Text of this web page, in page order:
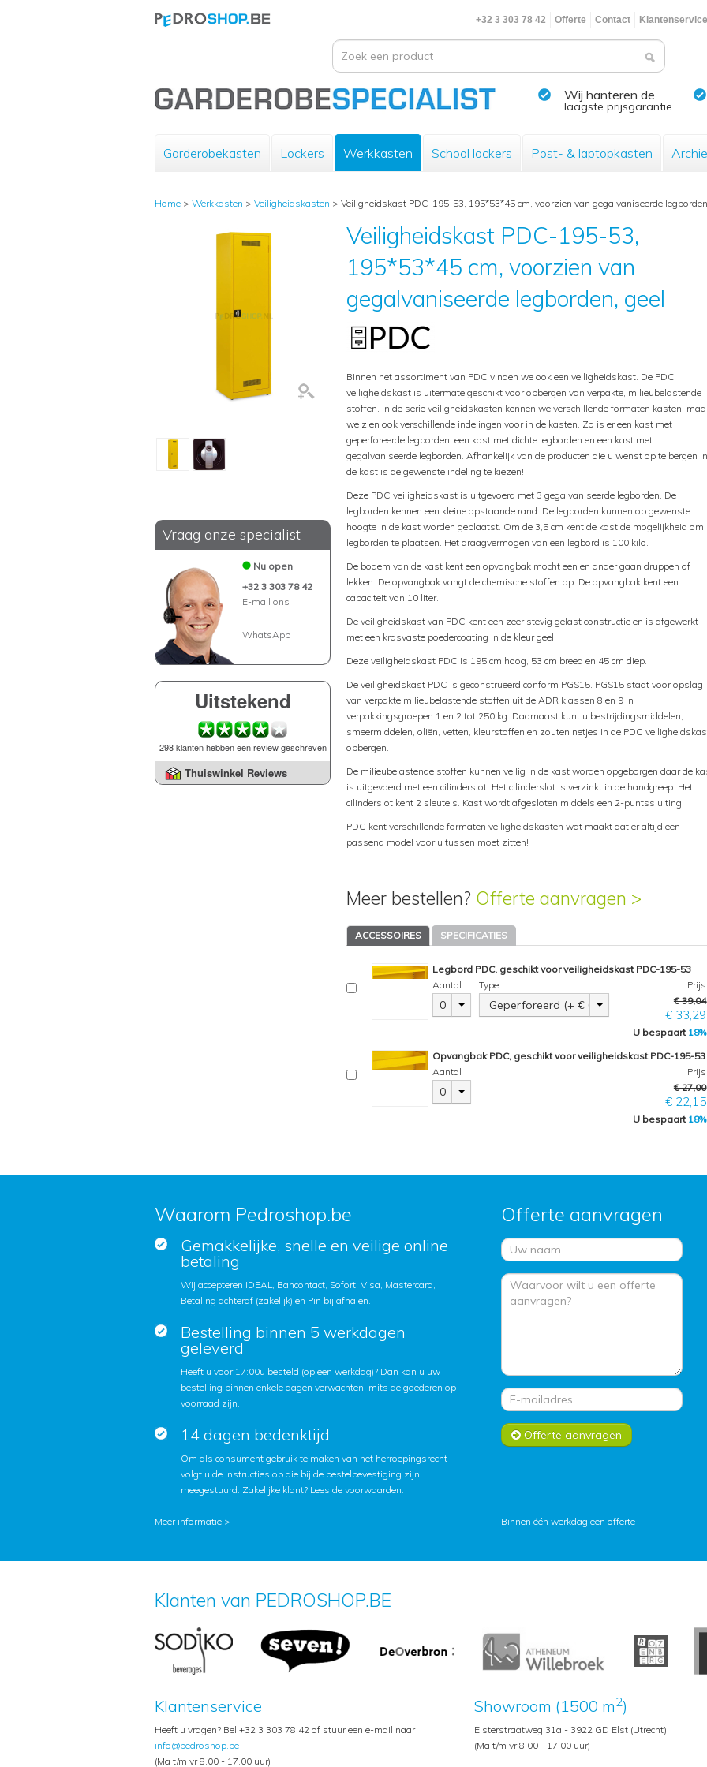
+32 3 303 78 42 Offerte Contact Klantenservice
Wij hanteren de
laagste prijsgarantie
Garderobekasten Lockers Werkkasten School lockers Post- & laptopkasten
Home > Werkkasten > Veiligheidskasten > Veiligheidskast PDC-195-53, 195*53*45 cm, voorzien van gegalvaniseerde
Vraag onze specialist
Nu open
+32 3 303 78 42
E-mail ons
WhatsApp
Uitstekend
298 klanten hebben een review geschreven
Thuiswinkel Reviews
Veiligheidskast PDC-195-53,
195*53*45 cm, voorzien van
gegalvaniseerde legborden, geel
Binnen het assortiment van PDC vinden we ook een veiligheidskast. De PDC
veiligheidskast is uitermate geschikt voor opbergen van verpakte, milieubelastende
stoffen. In de serie veiligheidskasten kennen we verschillende formaten kasten,
we zien ook verschillende indelingen voor in de kasten. Zo is er een kast met
geperforeerde legborden, een kast met dichte legborden en een kast met
gegalvaniseerde legborden. Afhankelijk van de producten die u wenst op te bergen in
de kast is de gewenste indeling te kiezen!
Deze PDC veiligheidskast is uitgevoerd met 3 gegalvaniseerde legborden. De
legborden kennen een kleine opstaande rand. De legborden kunnen op gewenste
hoogte in de kast worden geplaatst. Om de 3,5 cm kent de kast de mogelijkheid om
legborden te plaatsen. Het draagvermogen van een legbord is 100 kilo.
De bodem van de kast kent een opvangbak mocht een en ander gaan druppen of
lekken. De opvangbak vangt de chemische stoffen op. De opvangbak kent een
capaciteit van 10 liter.
De veiligheidskast van PDC kent een zeer stevig gelast constructie en is afgewerkt
met een krasvaste poedercoating in de kleur geel.
Deze veiligheidskast PDC is 195 cm hoog, 53 cm breed en 45 cm diep.
De veiligheidskast PDC is geconstrueerd conform PGS15. PGS15 staat voor opslag
van verpakte milieubelastende stoffen uit de ADR klassen 8 en 9 in
verpakkingsgroepen 1 en 2 tot 250 kg. Daarnaast kunt u bestrijdingsmiddelen,
smeermiddelen, oliën, vetten, kleurstoffen en zouten netjes in de PDC
opbergen.
De milieubelastende stoffen kunnen veilig in de kast worden opgeborgen daar de
is uitgevoerd met een cilinderslot. Het cilinderslot is verzinkt in de handgreep. Het
cilinderslot kent 2 sleutels. Kast wordt afgesloten middels een 2-puntssluiting.
PDC kent verschillende formaten veiligheidskasten wat maakt dat er altijd een
passend model voor u tussen moet zitten!
Meer bestellen? Offerte aanvragen >
ACCESSOIRES SPECIFICATIES
Legbord PDC, geschikt voor veiligheidskast PDC-195-53
Aantal
0
Type
Geperforeerd (+ € 6,79)
Prijs
€ 39,04
€ 33,29
U bespaart 18%
Opvangbak PDC, geschikt voor veiligheidskast PDC-195-53
Aantal
0
Prijs
€ 27,00
€ 22,15
U bespaart 18%
Waarom Pedroshop.be
Gemakkelijke, snelle en veilige online
betaling
Wij accepteren iDEAL, Bancontact, Sofort, Visa, Mastercard,
Betaling achteraf (zakelijk) en Pin bij afhalen.
Bestelling binnen 5 werkdagen
geleverd
Heeft u voor 17:00u besteld (op een werkdag)? Dan kan u uw
bestelling binnen enkele dagen verwachten, mits de goederen op
voorraad zijn.
14 dagen bedenktijd
Om als consument gebruik te maken van het herroepingsrecht
volgt u de instructies op die bij de bestelbevestiging zijn
meegestuurd. Zakelijke klant? Lees de voorwaarden.
Offerte aanvragen
Offerte aanvragen
Meer informatie > Binnen één werkdag een offerte
Klanten van PEDROSHOP.BE
Klantenservice
Heeft u vragen? Bel +32 3 303 78 42 of stuur een e-mail naar
info@pedroshop.be
(Ma t/m vr 8.00 - 17.00 uur)
Showroom (1500 m2)
Elsterstraatweg 31a - 3922 GD Elst (Utrecht)
(Ma t/m vr 8.00 - 17.00 uur)